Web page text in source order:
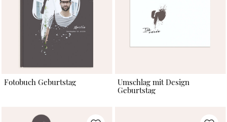
Fotobuch Geburtstag
Umschlag mit Design
Geburtstag